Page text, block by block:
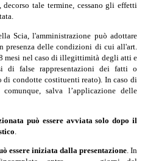
tale termine, cessano gli effetti
Scia, l'amministrazione può adottare
presenza delle condizioni di cui all'art.
mesi nel caso di illegittimità degli atti e
di false rappresentazioni dei fatti o
condotte costituenti reato). In caso di
salva l’applicazione delle
può essere avviata solo dopo il
essere iniziata dalla presentazione. In